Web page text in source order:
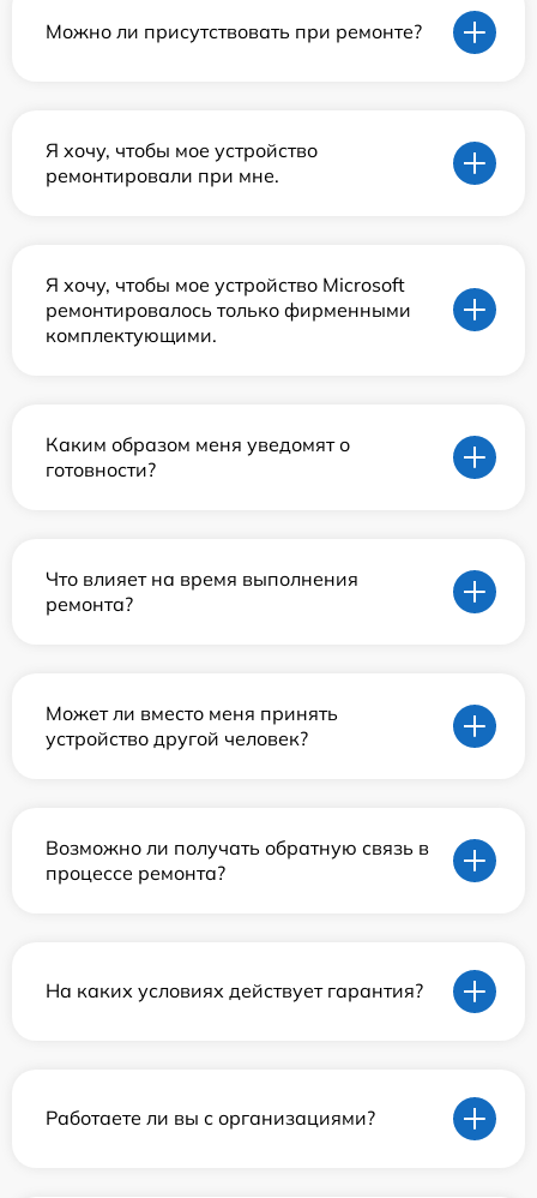
Можно ли присутствовать при ремонте?
Я хочу, чтобы мое устройство
ремонтировали при мне.
Я хочу, чтобы мое устройство Microsoft
ремонтировалось только фирменными
комплектующими.
Каким образом меня уведомят о
готовности?
Что влияет на время выполнения
ремонта?
Может ли вместо меня принять
устройство другой человек?
Возможно ли получать обратную связь в
процессе ремонта?
На каких условиях действует гарантия?
Работаете ли вы с организациями?